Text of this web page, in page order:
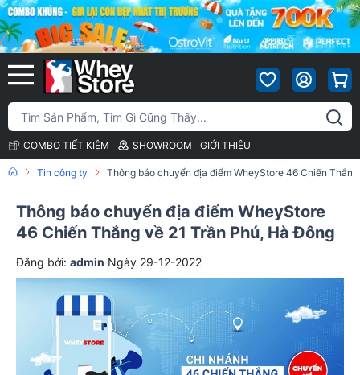
COMBO TIẾT KIỆM SHOWROOM GIỚI THIỆU
Tin công ty Thông báo chuyển địa điểm WheyStore 46 Chiến
Thông báo chuyển địa điểm WheyStore
46 Chiến Thắng về 21 Trần Phú, Hà Đông
Đăng bởi: admin Ngày 29-12-2022